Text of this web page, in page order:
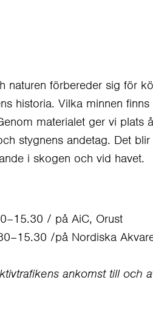
naturen förbereder sig för
historia. Vilka minnen
materialet ger vi plats
stygnens andetag. Det
i skogen och vid havet.
/ på AiC, Orust
/på Nordiska
ankomst till och